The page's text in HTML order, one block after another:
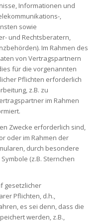
Informationen und
,
sowie
und Rechtsberatern,
Im Rahmen des
von Vertragspartnern
für die vorgenannten
Pflichten erforderlich
z.B. zu
im Rahmen
Zwecke erforderlich sind,
oder im Rahmen der
durch besondere
(z.B. Sternchen
gesetzlicher
Pflichten, d.h.,
es sei denn, dass die
werden, z.B.,